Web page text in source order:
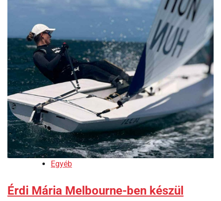
Egyéb
Érdi Mária Melbourne-ben készül